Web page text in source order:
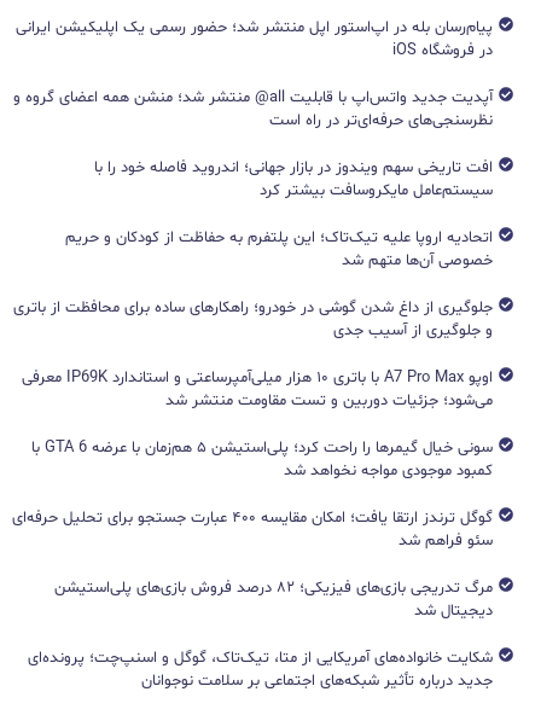
پیام‌رسان بله در اپ‌استور اپل منتشر شد؛ حضور رسمی یک اپلیکیشن ایرانی
در فروشگاه iOS
آپدیت جدید واتس‌اپ با قابلیت all@ منتشر شد؛ منشن همه اعضای گروه و
نظرسنجی‌های حرفه‌ای‌تر در راه است
افت تاریخی سهم ویندوز در بازار جهانی؛ اندروید فاصله خود را با
سیستم‌عامل مایکروسافت بیشتر کرد
اتحادیه اروپا علیه تیک‌تاک؛ این پلتفرم به حفاظت از کودکان و حریم
خصوصی آن‌ها متهم شد
جلوگیری از داغ شدن گوشی در خودرو؛ راهکارهای ساده برای محافظت از باتری
و جلوگیری از آسیب جدی
اوپو A7 Pro Max با باتری ۱۰ هزار میلی‌آمپرساعتی و استاندارد IP69K معرفی
می‌شود؛ جزئیات دوربین و تست مقاومت منتشر شد
سونی خیال گیمرها را راحت کرد؛ پلی‌استیشن ۵ هم‌زمان با عرضه GTA 6 با
کمبود موجودی مواجه نخواهد شد
گوگل ترندز ارتقا یافت؛ امکان مقایسه ۴۰۰ عبارت جستجو برای تحلیل حرفه‌ای
سئو فراهم شد
مرگ تدریجی بازی‌های فیزیکی؛ ۸۲ درصد فروش بازی‌های پلی‌استیشن
دیجیتال شد
شکایت خانواده‌های آمریکایی از متا، تیک‌تاک، گوگل و اسنپ‌چت؛ پرونده‌ای
جدید درباره تأثیر شبکه‌های اجتماعی بر سلامت نوجوانان